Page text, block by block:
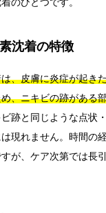
沈着の特徴
、皮膚に炎症が起き
、ニキビの跡がある
跡と同じような点状
現れません。時間の
が、ケア次第では長